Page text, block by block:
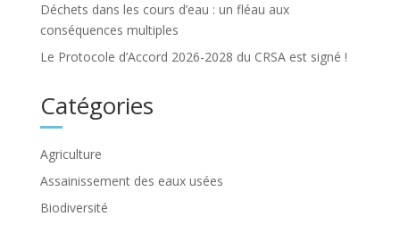
Déchets dans les cours d’eau : un fléau aux
conséquences multiples
Le Protocole d’Accord 2026-2028 du CRSA est signé !
Catégories
Agriculture
Assainissement des eaux usées
Biodiversité